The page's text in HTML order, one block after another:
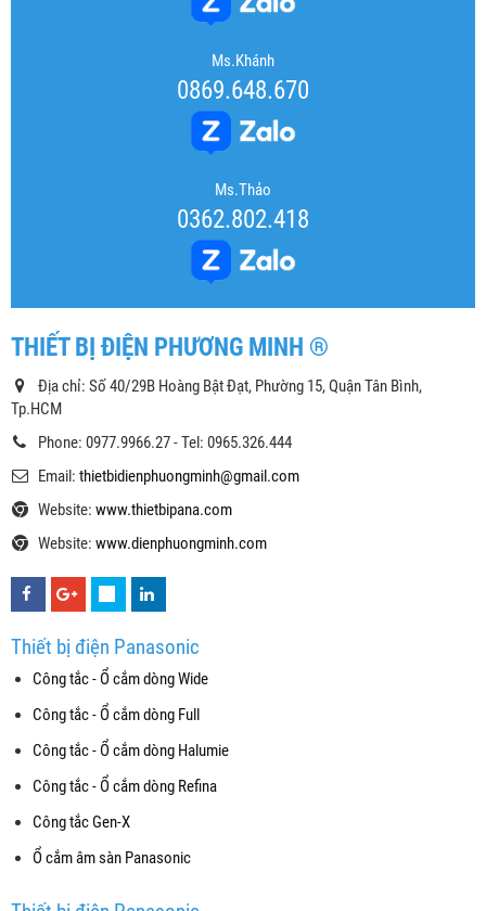
Ms.Khánh
0869.648.670
Ms.Thảo
0362.802.418
THIẾT BỊ ĐIỆN PHƯƠNG MINH ®
Địa chỉ: Số 40/29B Hoàng Bật Đạt, Phường 15, Quận Tân Bình,
Tp.HCM
Phone: 0977.9966.27 - Tel: 0965.326.444
Email: thietbidienphuongminh@gmail.com
Website: www.thietbipana.com
Website: www.dienphuongminh.com
Thiết bị điện Panasonic
Công tắc - Ổ cắm dòng Wide
Công tắc - Ổ cắm dòng Full
Công tắc - Ổ cắm dòng Halumie
Công tắc - Ổ cắm dòng Refina
Công tắc Gen-X
Ổ cắm âm sàn Panasonic